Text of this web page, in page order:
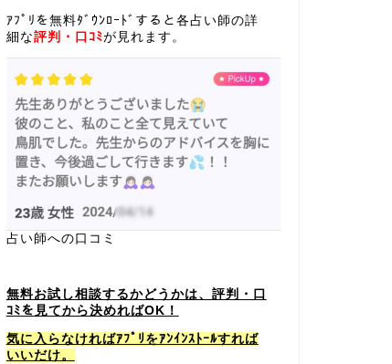
ｱﾌﾟﾘを無料ﾀﾞｳﾝﾛｰﾄﾞすると各占い師の詳
細な評判・口ｺﾐが見れます。
占い師への口コミ
無料お試し相談するかどうかは、評判・口
ｺﾐを見てから決めればOK！
気に入らなければｱﾌﾟﾘをｱﾝｲﾝｽﾄｰﾙすれば
いいだけ。